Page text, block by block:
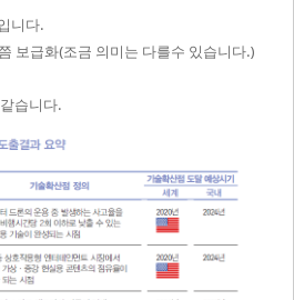
니다.
보급화(조금 의미는 다를수 있습니다.)
습니다.